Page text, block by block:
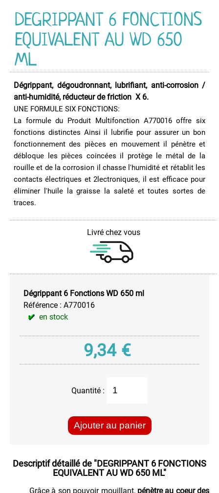
DEGRIPPANT 6 FONCTIONS
EQUIVALENT AU WD 650
ML
Dégrippant, dégoudronnant, lubrifiant, anti-corrosion /
anti-humidité, réducteur de friction X 6.
UNE FORMULE SIX FONCTIONS:
La formule du Produit Multifonction A770016 offre six
fonctions distinctes Ainsi il lubrifie pour assurer un bon
fonctionnement des pièces en mouvement il pénètre et
débloque les pièces coincées il protège le métal de la
rouille et de la corrosion il chasse l'humidité et rétablit les
contacts électriques et 2lectroniques, il est efficace pour
éliminer l'huile la graisse la saleté et toutes sortes de
traces.
Livré chez vous
Dégrippant 6 Fonctions WD 650 ml
Référence : A770016
en stock
9,34 €
Quantité :
Ajouter au panier
Descriptif détaillé de "DEGRIPPANT 6 FONCTIONS
EQUIVALENT AU WD 650 ML"
Grâce à son pouvoir mouillant, pénètre au coeur des
Graisse
Marine
Graisse
pour
Chaîne
Graisse
Silicone
Graisse
Spéciale
Huile
Huile
Alimentaire
Huile
de
Chaîne
de
Lubrifiant
Sec
et
MAINTENANCE